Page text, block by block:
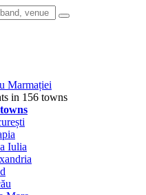
Marmației
in 156 towns
Iulia